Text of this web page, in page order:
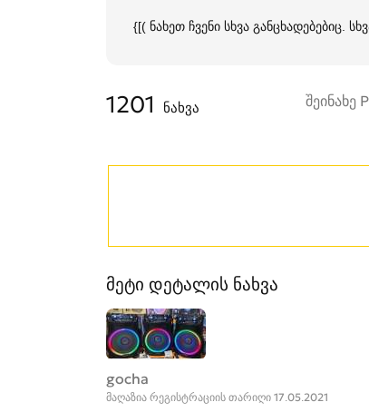
{[( ნახეთ ჩვენი სხვა განცხადებებიც.
შეინახე
1201 ნახვა
მეტი დეტალის ნახვა
gocha
მაღაზია რეგისტრაციის თარიღი 17.05.2021